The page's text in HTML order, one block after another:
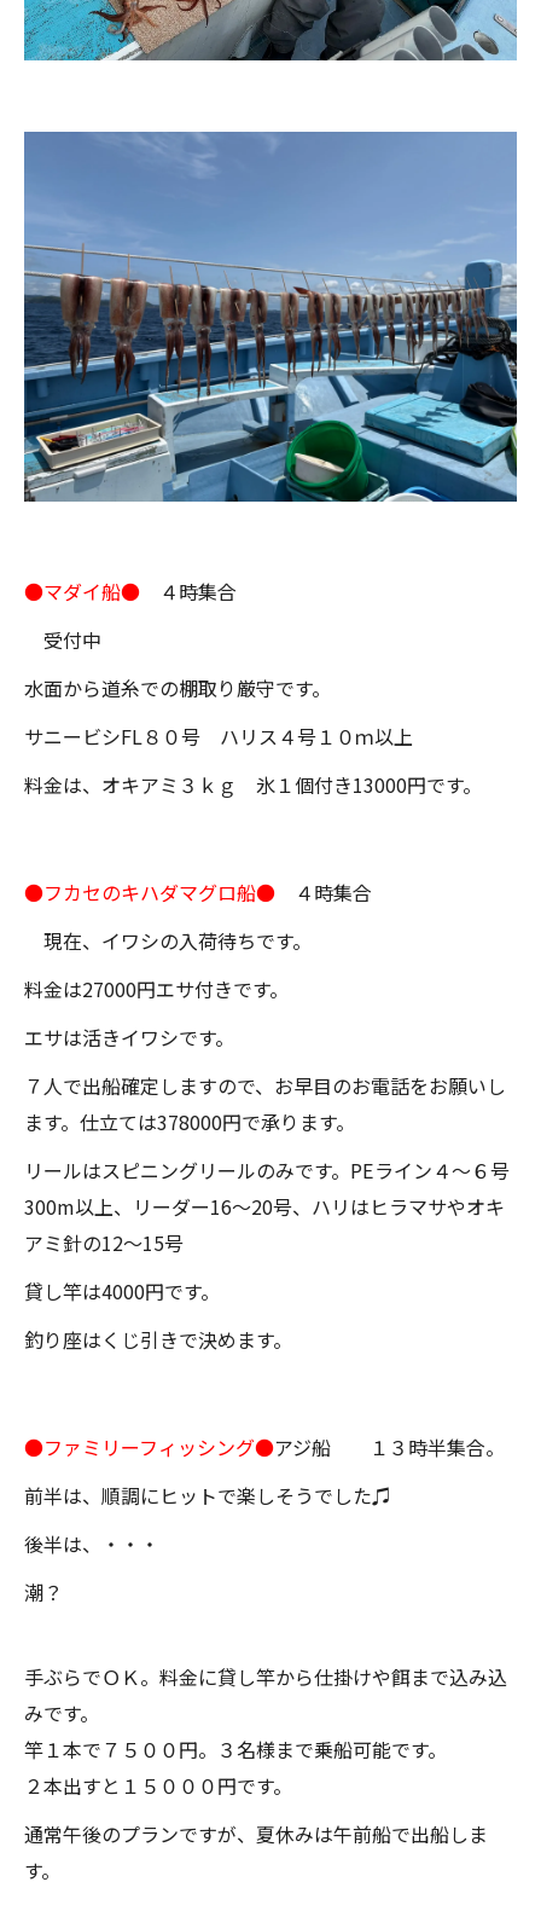
●マダイ船●
４時集合
受付中
水面から道糸での棚取り厳守です。
サニービシFL８０号 ハリス４号１０ｍ以上
料金は、オキアミ３ｋｇ 氷１個付き13000円です。
●フカセのキハダマグロ船● ４時集合
現在、イワシの入荷待ちです。
料金は27000円エサ付きです。
エサは活きイワシです。
７人で出船確定しますので、お早目のお電話をお願いし
ます。仕立ては378000円で承ります。
リールはスピニングリールのみです。PEライン４～６号
300m以上、リーダー16～20号、ハリはヒラマサやオキ
アミ針の12～15号
貸し竿は4000円です。
釣り座はくじ引きで決めます。
●ファミリーフィッシング●アジ船 １３時半集合。
前半は、順調にヒットで楽しそうでした♫
後半は、・・・
潮？
手ぶらでＯＫ。料金に貸し竿から仕掛けや餌まで込み込
みです。
竿１本で７５００円。３名様まで乗船可能です。
２本出すと１５０００円です。
通常午後のプランですが、夏休みは午前船で出船しま
す。